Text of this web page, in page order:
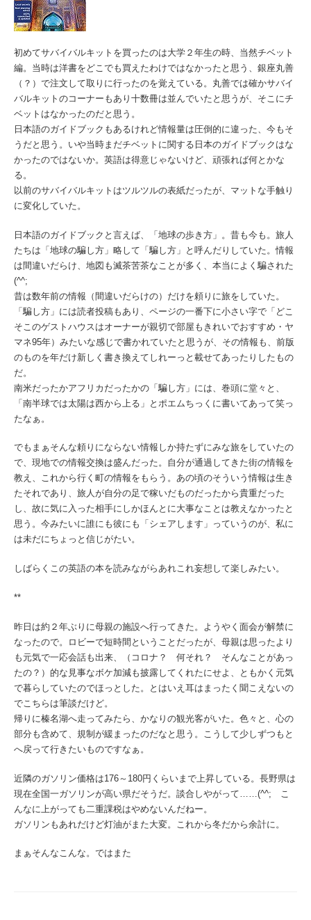
初めてサバイバルキットを買ったのは大学２年生の時、当然チベット
編。当時は洋書をどこでも買えたわけではなかったと思う、銀座丸善
（？）で注文して取りに行ったのを覚えている。丸善では確かサバイ
バルキットのコーナーもあり十数冊は並んでいたと思うが、そこにチ
ベットはなかったのだと思う。
日本語のガイドブックもあるけれど情報量は圧倒的に違った、今もそ
うだと思う。いや当時まだチベットに関する日本のガイドブックはな
かったのではないか。英語は得意じゃないけど、頑張れば何とかな
る。
以前のサバイバルキットはツルツルの表紙だったが、マットな手触り
に変化していた。
日本語のガイドブックと言えば、「地球の歩き方」。昔も今も。旅人
たちは「地球の騙し方」略して「騙し方」と呼んだりしていた。情報
は間違いだらけ、地図も滅茶苦茶なことが多く、本当によく騙された
(^^;
昔は数年前の情報（間違いだらけの）だけを頼りに旅をしていた。
「騙し方」には読者投稿もあり、ページの一番下に小さい字で「どこ
そこのゲストハウスはオーナーが親切で部屋もきれいでおすすめ・ヤ
マネ95年）みたいな感じで書かれていたと思うが、その情報も、前版
のものを年だけ新しく書き換えてしれーっと載せてあったりしたもの
だ。
南米だったかアフリカだったかの「騙し方」には、巻頭に堂々と、
「南半球では太陽は西から上る」とポエムちっくに書いてあって笑っ
たなぁ。
でもまぁそんな頼りにならない情報しか持たずにみな旅をしていたの
で、現地での情報交換は盛んだった。自分が通過してきた街の情報を
教え、これから行く町の情報をもらう。あの頃のそういう情報は生き
たそれであり、旅人が自分の足で稼いだものだったから貴重だった
し、故に気に入った相手にしかほんとに大事なことは教えなかったと
思う。今みたいに誰にも彼にも「シェアします」っていうのが、私に
は未だにちょっと信じがたい。
しばらくこの英語の本を読みながらあれこれ妄想して楽しみたい。
**
昨日は約２年ぶりに母親の施設へ行ってきた。ようやく面会が解禁に
なったので。ロビーで短時間ということだったが、母親は思ったより
も元気で一応会話も出来、（コロナ？ 何それ？ そんなことがあっ
たの？）的な見事なボケ加減も披露してくれたにせよ、ともかく元気
で暮らしていたのでほっとした。とはいえ耳はまったく聞こえないの
でこちらは筆談だけど。
帰りに榛名湖へ走ってみたら、かなりの観光客がいた。色々と、心の
部分も含めて、規制が緩まったのだなと思う。こうして少しずつもと
へ戻って行きたいものですなぁ。
近隣のガソリン価格は176～180円くらいまで上昇している。長野県は
現在全国一ガソリンが高い県だそうだ。談合しやがって……(^^; こ
んなに上がっても二重課税はやめないんだねー。
ガソリンもあれだけど灯油がまた大変。これから冬だから余計に。
まぁそんなこんな。ではまた